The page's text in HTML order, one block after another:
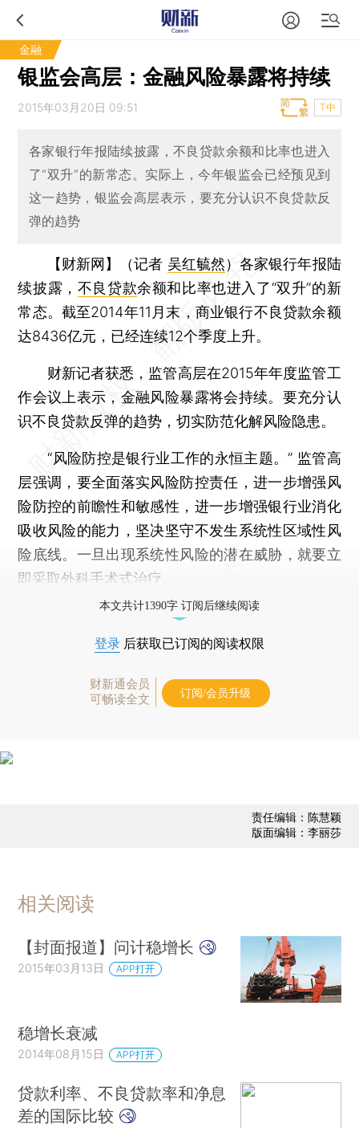
金融
银监会高层：金融风险暴露将持续
2015年03月20日 09:51 T中
各家银行年报陆续披露，不良贷款余额和比率也进入
了“双升”的新常态。实际上，今年银监会已经预见到
这一趋势，银监会高层表示，要充分认识不良贷款反
弹的趋势
【财新网】（记者 吴红毓然）各家银行年报陆
续披露， 不良贷款余额和比率也进入了“双升”的新
常态。截至2014年11月末，商业银行不良贷款余额
达8436亿元，已经连续12个季度上升。
财新记者获悉，监管高层在2015年年度监管工
作会议上表示，金融风险暴露将会持续。要充分认
识不良贷款反弹的趋势，切实防范化解风险隐患。
“风险防控是银行业工作的永恒主题。” 监管高
层强调，要全面落实风险防控责任，进一步增强风
险防控的前瞻性和敏感性，进一步增强银行业消化
吸收风险的能力，坚决坚守不发生系统性区域性风
险底线。一旦出现系统性风险的潜在威胁，就要立
即采取外科手术式治疗。
本文共计1390字 订阅后继续阅读
登录 后获取已订阅的阅读权限
财新通会员
可畅读全文
订阅/会员升级
责任编辑：陈慧颖
版面编辑：李丽莎
相关阅读
【封面报道】问计稳增长
2015年03月13日 APP打开
稳增长衰减
2014年08月15日 APP打开
贷款利率、不良贷款率和净息
差的国际比较